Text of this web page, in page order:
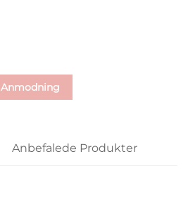
Anmodning
Anbefalede Produkter